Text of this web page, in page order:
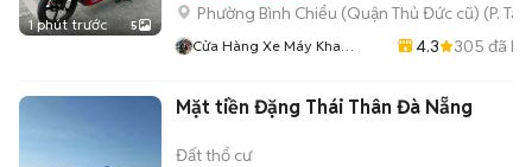
1 phút trước 5
Phường Bình Chiểu (Quận Thủ Đức cũ) (P.
Cửa Hàng Xe Máy Kha
4.3 305 đã
Mặt tiền Đặng Thái Thân Đà Nẵng
Đất thổ cư